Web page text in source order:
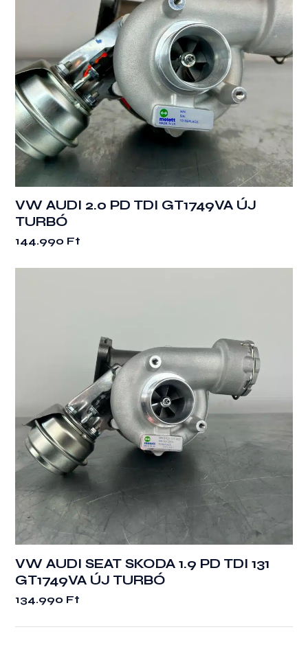
VW AUDI 2.0 PD TDI GT1749VA ÚJ
TURBÓ
144.990 Ft
VW AUDI SEAT SKODA 1.9 PD TDI 131
GT1749VA ÚJ TURBÓ
134.990 Ft